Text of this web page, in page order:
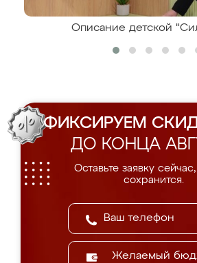
Описание детской
ФИКСИРУЕМ
ДО КОНЦА
Оставьте заявку
сохранится.
Желаемый